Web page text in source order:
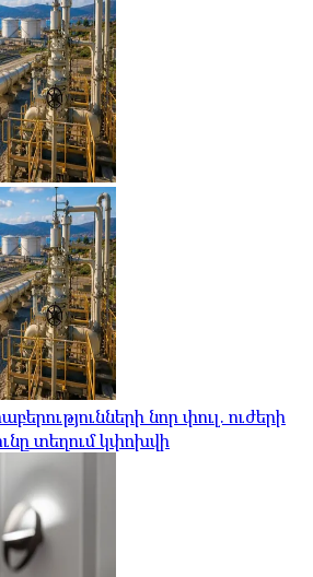
նոր փուլ. ուժերի
տեղում կփոխվի